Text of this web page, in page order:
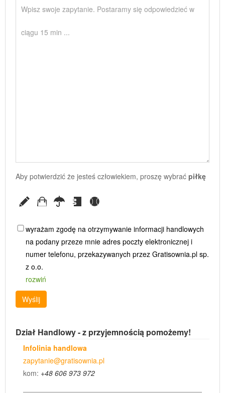
Aby potwierdzić że jesteś człowiekiem, proszę wybrać piłkę
wyrażam zgodę na otrzymywanie informacji handlowych
na podany przeze mnie adres poczty elektronicznej i
numer telefonu, przekazywanych przez Gratisownia.pl sp.
z o.o.
rozwiń
Wyślij
Dział Handlowy - z przyjemnością pomożemy!
Infolinia handlowa
zapytanie@gratisownia.pl
kom: +48 606 973 972